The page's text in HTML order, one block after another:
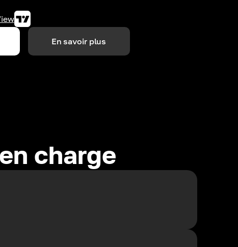
En savoir plus
charge